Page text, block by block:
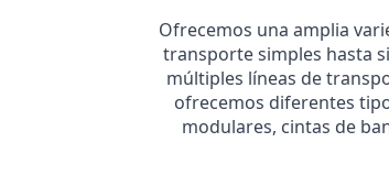
Ofrecemos una amplia
transporte simples hasta
múltiples líneas de
ofrecemos diferentes
modulares, cintas de